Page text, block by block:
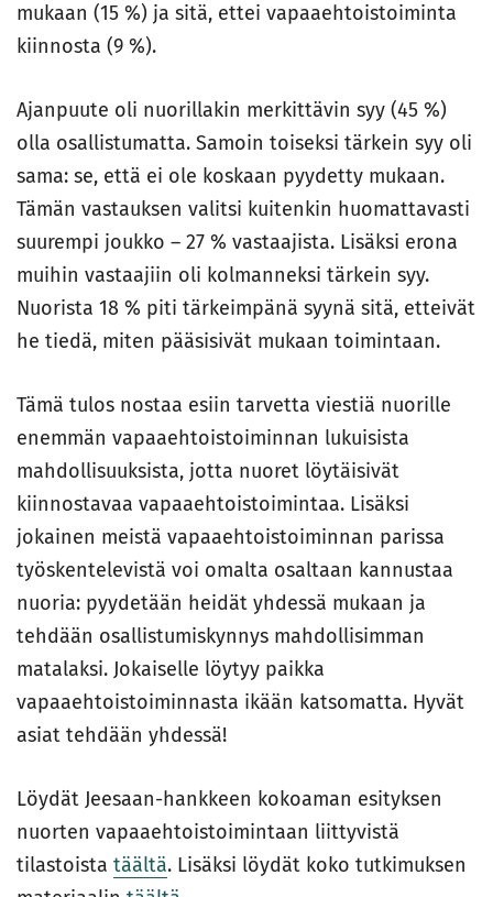
mukaan (15 %) ja sitä, ettei vapaaehtoistoiminta
kiinnosta (9 %).
Ajanpuute oli nuorillakin merkittävin syy (45 %)
olla osallistumatta. Samoin toiseksi tärkein syy oli
sama: se, että ei ole koskaan pyydetty mukaan.
Tämän vastauksen valitsi kuitenkin huomattavasti
suurempi joukko – 27 % vastaajista. Lisäksi erona
muihin vastaajiin oli kolmanneksi tärkein syy.
Nuorista 18 % piti tärkeimpänä syynä sitä, etteivät
he tiedä, miten pääsisivät mukaan toimintaan.
Tämä tulos nostaa esiin tarvetta viestiä nuorille
enemmän vapaaehtoistoiminnan lukuisista
mahdollisuuksista, jotta nuoret löytäisivät
kiinnostavaa vapaaehtoistoimintaa. Lisäksi
jokainen meistä vapaaehtoistoiminnan parissa
työskentelevistä voi omalta osaltaan kannustaa
nuoria: pyydetään heidät yhdessä mukaan ja
tehdään osallistumiskynnys mahdollisimman
matalaksi. Jokaiselle löytyy paikka
vapaaehtoistoiminnasta ikään katsomatta. Hyvät
asiat tehdään yhdessä!
Löydät Jeesaan-hankkeen kokoaman esityksen
nuorten vapaaehtoistoimintaan liittyvistä
tilastoista täältä. Lisäksi löydät koko tutkimuksen